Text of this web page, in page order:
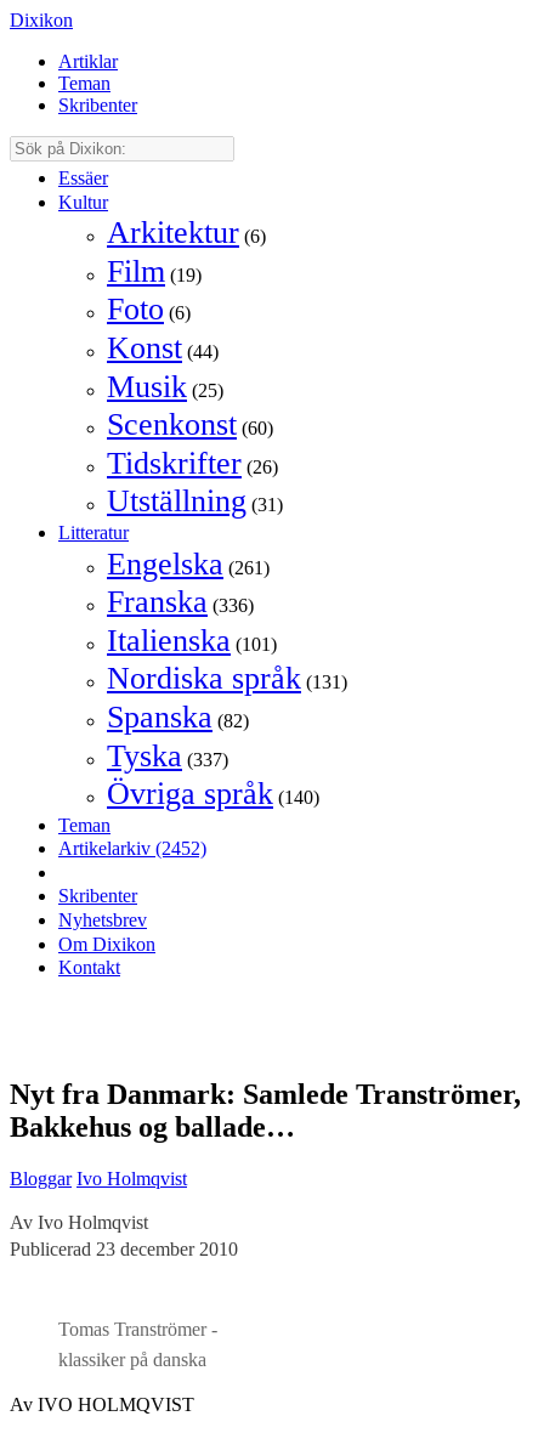
Dixikon
Artiklar
Teman
Skribenter
Essäer
Kultur
Arkitektur (6)
Film (19)
Foto (6)
Konst (44)
Musik (25)
Scenkonst (60)
Tidskrifter (26)
Utställning (31)
Litteratur
Engelska (261)
Franska (336)
Italienska (101)
Nordiska språk (131)
Spanska (82)
Tyska (337)
Övriga språk (140)
Teman
Artikelarkiv (2452)
Skribenter
Nyhetsbrev
Om Dixikon
Kontakt
Nyt fra Danmark: Samlede Tranströmer,
Bakkehus og ballade…
Bloggar Ivo Holmqvist
Av Ivo Holmqvist
Publicerad 23 december 2010
Tomas Tranströmer -
klassiker på danska
Av IVO HOLMQVIST